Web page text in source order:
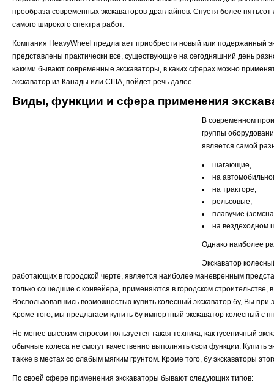
прообраза современных экскаваторов-драглайнов. Спустя более
самого широкого спектра работ.
Компания HeavyWheel предлагает приобрести новый или подержанный
представлены практически все, существующие на сегодняшний день
какими бывают современные экскаваторы, в каких сферах можно
экскаватор из Канады или США, пойдет речь далее.
Виды, функции и сфера применения
В современном
группы
является самой
шагающие,
на
на тракторе,
рельсовые,
плавучие
на вездеходном
Однако наиболее
Экскаватор
работающих в городской черте, является наиболее маневренным
только сошедшие с конвейера, применяются в городском
Воспользовавшись возможностью купить колесный экскаватор бу, Вы
Кроме того, мы предлагаем купить бу импортный экскаватор колёсный
Не менее высоким спросом пользуется такая техника, как гусеничный
обычные колеса не смогут качественно выполнять свои функции. Купить
также в местах со слабым мягким грунтом. Кроме того, бу экскаваторы
По своей сфере применения экскаваторы бывают следующих типов: